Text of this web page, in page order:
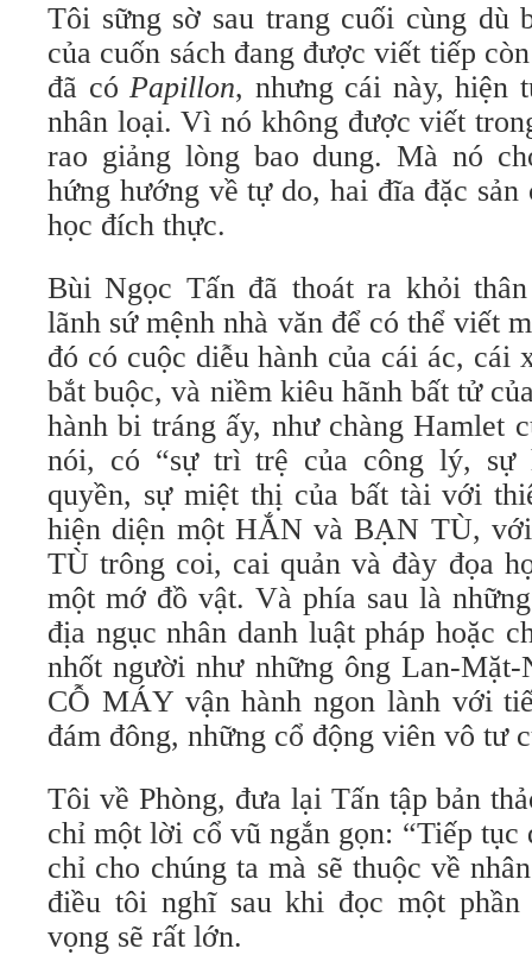
Tôi sững sờ sau trang cuối cùng dù
của cuốn sách đang được viết tiếp
đã cóPapillon, nhưng cái này, hiện
nhân loại. Vì nó không được viết
rao giảng lòng bao dung. Mà nó
hứng hướng về tự do, hai đĩa đặc sản
học đích thực.
Bùi Ngọc Tấn đã thoát ra khỏi
lãnh sứ mệnh nhà văn để có thể viết
đó có cuộc diễu hành của cái ác, cái
bắt buộc, và niềm kiêu hãnh bất tử
hành bi tráng ấy, như chàng Hamlet
nói, có “sự trì trệ của công lý, sự
quyền, sự miệt thị của bất tài với
hiện diện một HẮN và BẠN TÙ,
TÙ trông coi, cai quản và đày đọa
một mớ đồ vật. Và phía sau là
địa ngục nhân danh luật pháp hoặc
nhốt người như những ông Lan-Mặt-
CỖ MÁY vận hành ngon lành với
đám đông, những cổ động viên vô tư
Tôi về Phòng, đưa lại Tấn tập bản
chỉ một lời cổ vũ ngắn gọn: “Tiếp tục
chỉ cho chúng ta mà sẽ thuộc về
điều tôi nghĩ sau khi đọc một
vọng sẽ rất lớn.